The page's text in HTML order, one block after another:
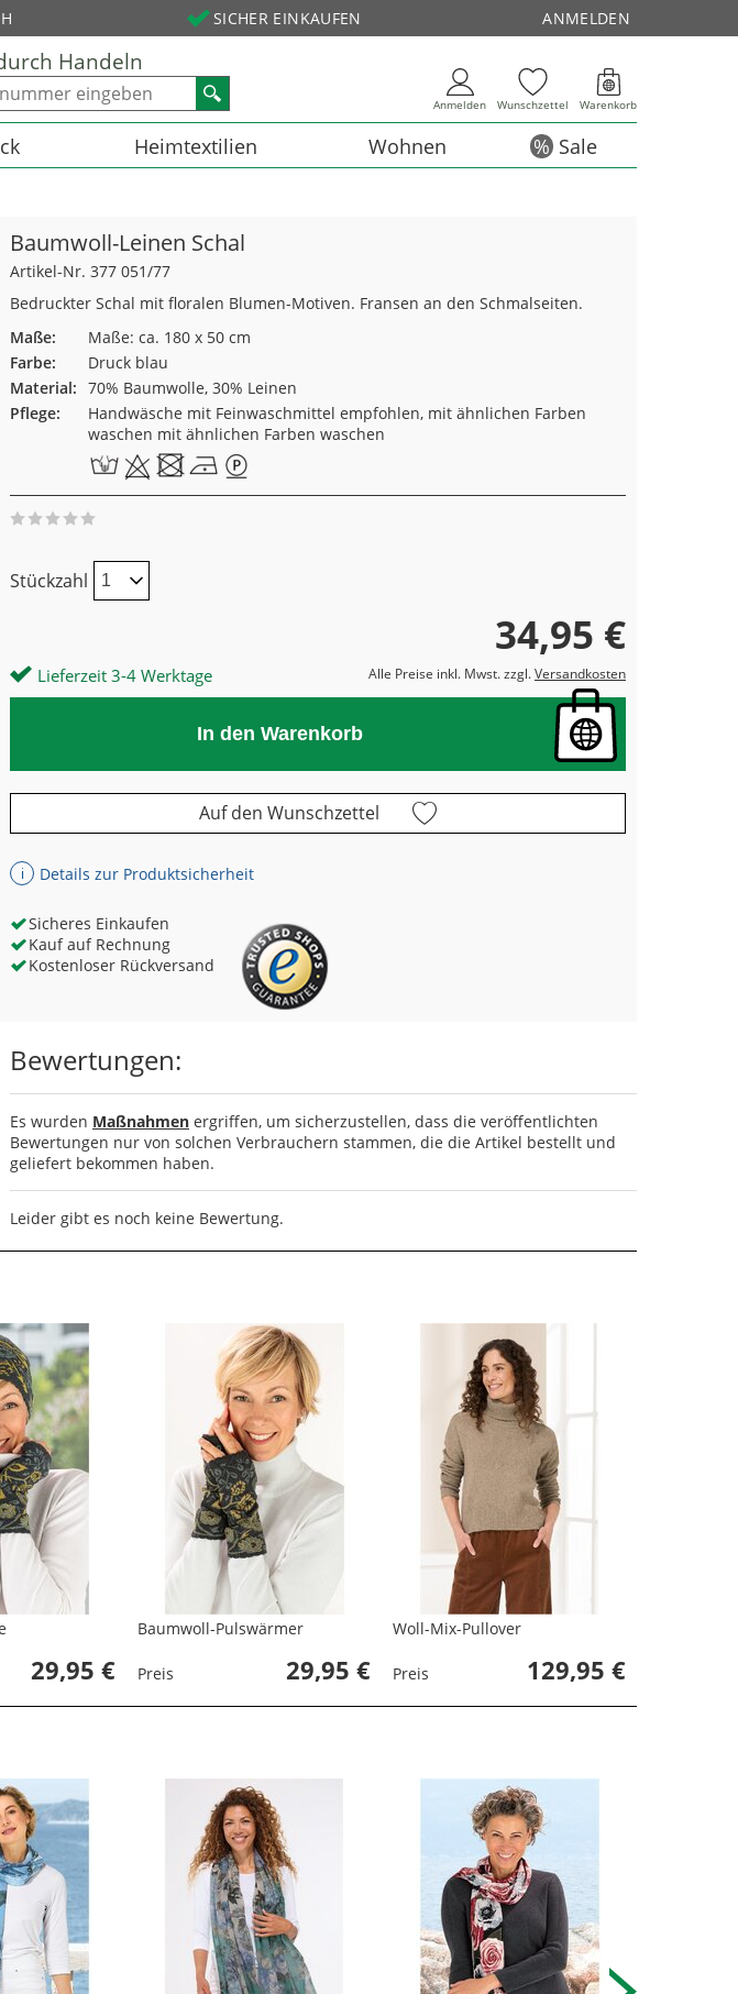
SICHER EINKAUFEN ANMELDEN
Handeln
Anmelden Wunschzettel Warenkorb
Heimtextilien Wohnen Sale
Baumwoll-Leinen Schal
Artikel-Nr. 377 051/77
Bedruckter Schal mit floralen Blumen-Motiven. Fransen an den Schmalseiten.
Stückzahl
34,95 €
Alle Preise inkl. Mwst. zzgl.Versandkosten
Lieferzeit 3-4 Werktage
In den Warenkorb
Auf den Wunschzettel
ℹ Details zur Produktsicherheit
Sicheres Einkaufen
Kauf auf Rechnung
Kostenloser Rückversand
Maße:
Maße: ca. 180 x 50 cm
Farbe:
Druck blau
Material: 70% Baumwolle, 30% Leinen
Pflege:
Handwäsche mit Feinwaschmittel empfohlen, mit ähnlichen Farben
waschen mit ähnlichen Farben waschen
Bewertungen:
Es wurden Maßnahmen ergriffen, um sicherzustellen, dass die veröffentlichten
Bewertungen nur von solchen Verbrauchern stammen, die die Artikel bestellt und
geliefert bekommen haben.
Leider gibt es noch keine Bewertung.
29,95 €
Baumwoll-Pulswärmer
Preis 29,95 €
Woll-Mix-Pullover
Preis 129,95 €